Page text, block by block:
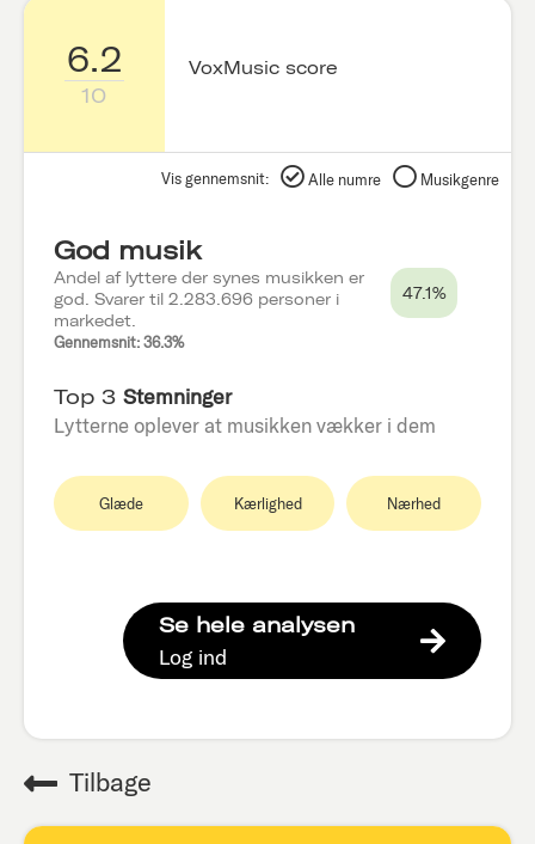
6.2
10
VoxMusic score
Vis gennemsnit: Alle numre Musikgenre
God musik
Andel af lyttere der synes musikken er
god. Svarer til 2.283.696 personer i
markedet.
Gennemsnit: 36.3%
47.1%
Top 3 Stemninger
Lytterne oplever at musikken vækker i dem
Glæde Kærlighed Nærhed
Se hele analysen
Log ind
Tilbage